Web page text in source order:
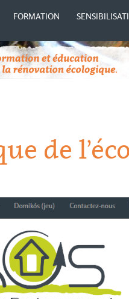
FORMATION
de